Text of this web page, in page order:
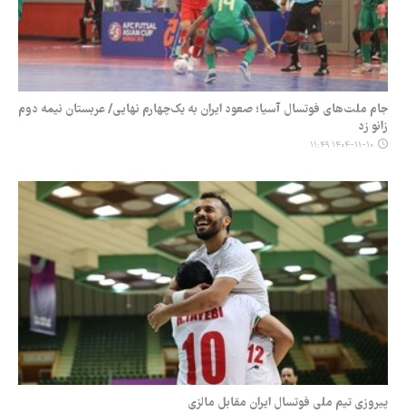
جام ملت‌های فوتسال آسیا؛ صعود ایران به یک‌چهارم نهایی/ عربستان نیمه دوم
زانو زد
۱۴۰۴-۱۱-۱۰ ۱۱:۴۹
پیروزی تیم ملی فوتسال ایران مقابل مالزی